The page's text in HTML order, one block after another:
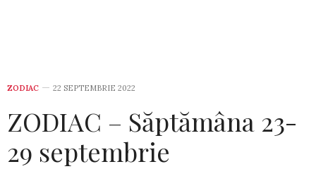
ZODIAC 22 SEPTEMBRIE 2022
ZODIAC – Săptămâna 23-
29 septembrie